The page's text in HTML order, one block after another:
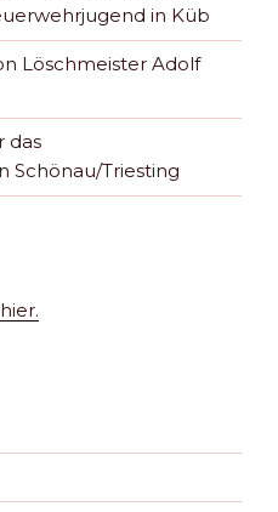
in Küb
Löschmeister Adolf
das
Schönau/Triesting